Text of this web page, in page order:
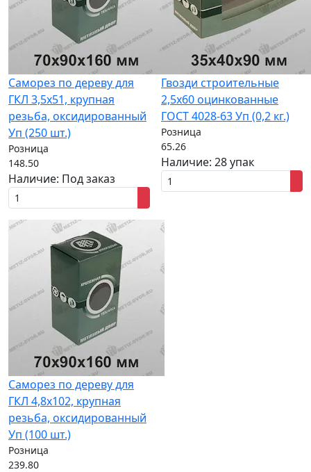
Саморез по дереву для
ГКЛ 3,5x51, крупная
резьба, оксидированный
Уп (250 шт.)
Розница
148.50
Наличие: Под заказ
Гвозди строительные
2,5x60 оцинкованные
ГОСТ 4028-63 Уп (0,2 кг.)
Розница
65.26
Наличие: 28 упак
Саморез по дереву для
ГКЛ 4,8x102, крупная
резьба, оксидированный
Уп (100 шт.)
Розница
239.80